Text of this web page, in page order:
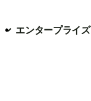
エンタープライズ